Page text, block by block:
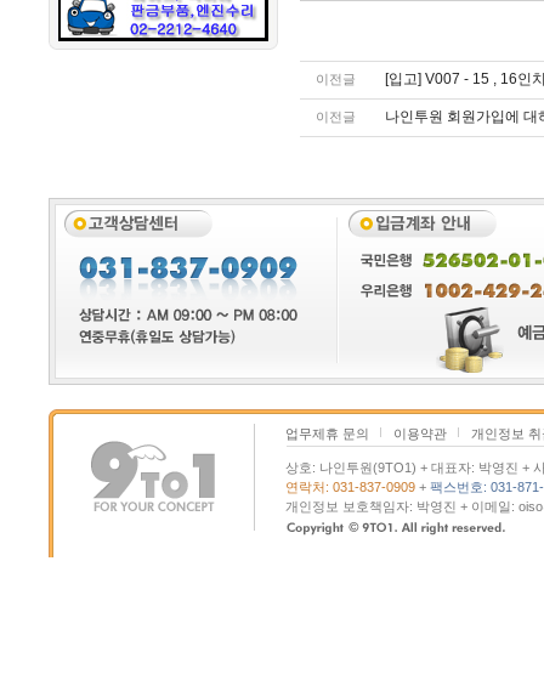
이전글 [입고] V007 - 15 , 16인
이전글 나인투원 회원가입에 대
업무제휴 문의 이용약관 개인정보
상호: 나인투원(9TO1) + 대표자: 박영진 +
연락처: 031-837-0909 + 팩스번호: 031-
개인정보 보호책임자: 박영진 + 이메일: